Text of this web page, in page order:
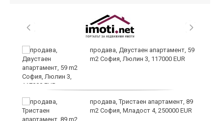
продава, Двустаен апартамент, 59
m2 София, Люлин 3, 117000 EUR
продава, Тристаен апартамент, 89
m2 София, Младост 4, 250000 EUR